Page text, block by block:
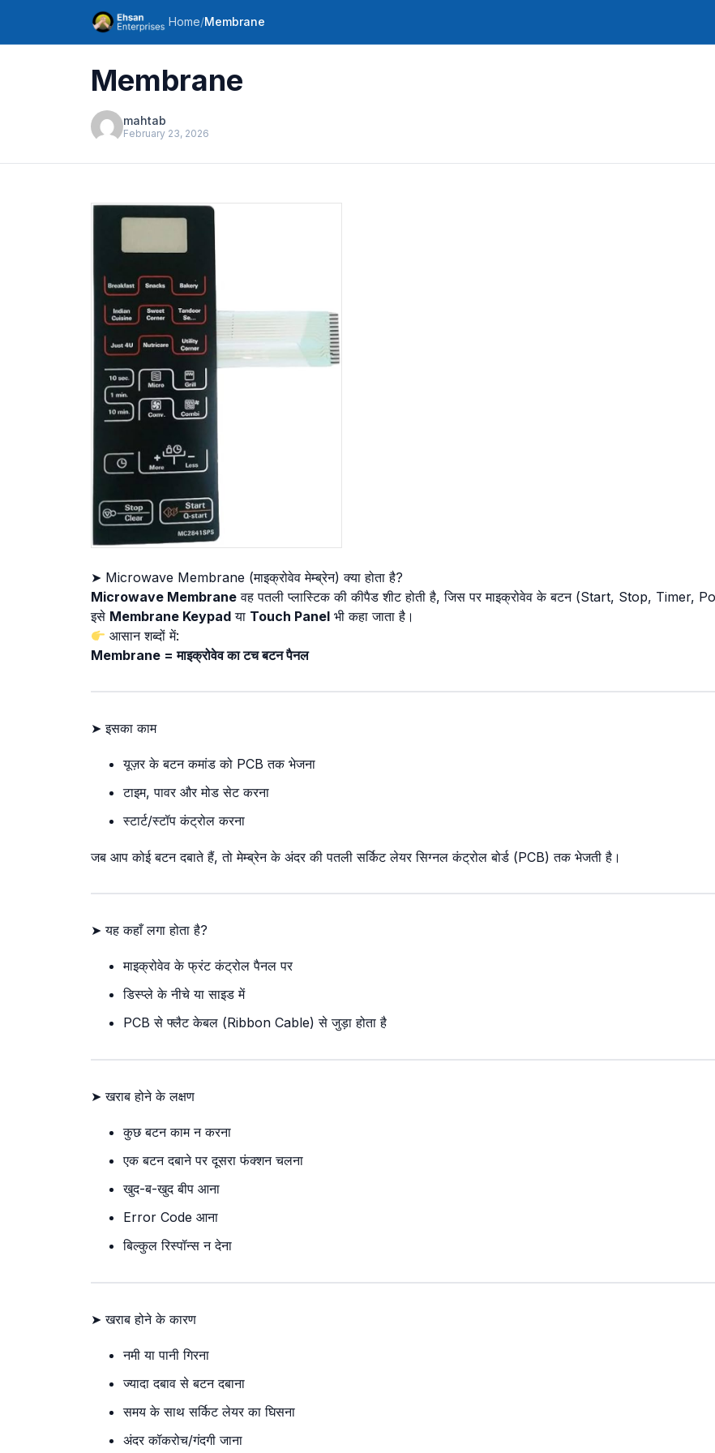
Home/Membrane
Membrane
mahtab
February 23, 2026
➤ Microwave Membrane (माइक्रोवेव मेम्ब्रेन) क्या होता है?
Microwave Membrane वह पतली प्लास्टिक की कीपैड शीट होती है, जिस पर माइक्रोवेव के बटन (Start, Stop, Timer,
इसे Membrane Keypad या Touch Panel भी कहा जाता है।
आसान शब्दों में:
Membrane = माइक्रोवेव का टच बटन पैनल
➤ इसका काम
यूज़र के बटन कमांड को PCB तक भेजना
टाइम, पावर और मोड सेट करना
स्टार्ट/स्टॉप कंट्रोल करना
जब आप कोई बटन दबाते हैं, तो मेम्ब्रेन के अंदर की पतली सर्किट लेयर सिग्नल कंट्रोल बोर्ड (PCB) तक भेजती है।
➤ यह कहाँ लगा होता है?
माइक्रोवेव के फ्रंट कंट्रोल पैनल पर
डिस्प्ले के नीचे या साइड में
PCB से फ्लैट केबल (Ribbon Cable) से जुड़ा होता है
➤ खराब होने के लक्षण
कुछ बटन काम न करना
एक बटन दबाने पर दूसरा फंक्शन चलना
खुद-ब-खुद बीप आना
Error Code आना
बिल्कुल रिस्पॉन्स न देना
➤ खराब होने के कारण
नमी या पानी गिरना
ज्यादा दबाव से बटन दबाना
समय के साथ सर्किट लेयर का घिसना
अंदर कॉकरोच/गंदगी जाना